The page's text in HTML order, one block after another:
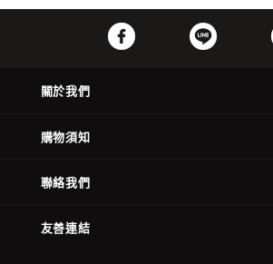
關於我們
購物須知
聯絡我們
友善連結